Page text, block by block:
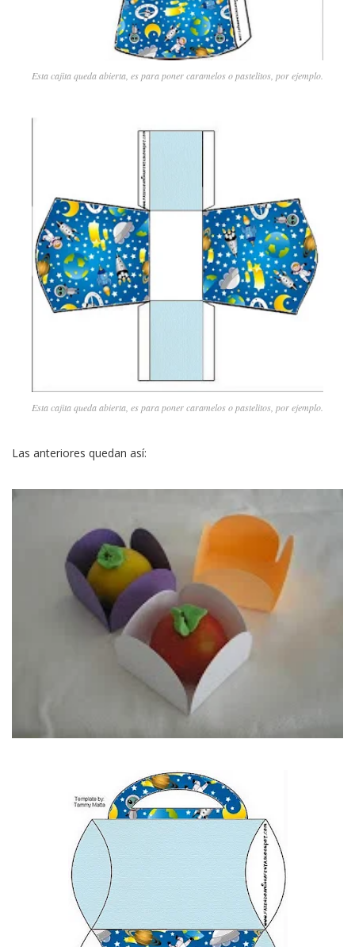
Esta cajita queda abierta, es para poner caramelos o pastelitos, por ejemplo.
Esta cajita queda abierta, es para poner caramelos o pastelitos, por ejemplo.
Las anteriores quedan así: